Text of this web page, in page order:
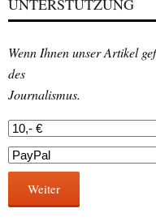
UNTERSTÜTZUNG
Wenn Ihnen unser Artikel
des
Journalismus.
Weiter